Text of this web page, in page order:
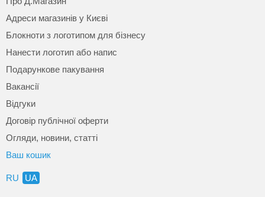
Адреси магазинів у Києві
Блокноти з логотипом для бізнесу
Нанести логотип або напис
Подарункове пакування
Вакансії
Відгуки
Договір публічної оферти
Огляди, новини, статті
Ваш кошик
RU UA